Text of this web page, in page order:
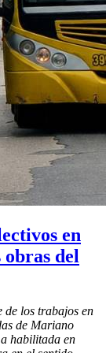
en
del
de los trabajos en
de Mariano
habilitada en